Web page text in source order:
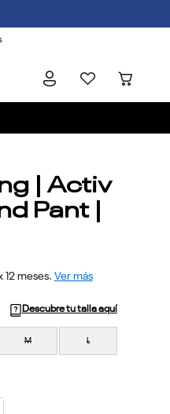
| Activ
Pant |
12meses. Ver más
Descubre tu talla aquí
M L